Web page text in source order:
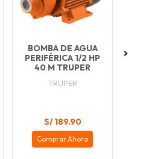
BOMBA DE AGUA
PERIFÉRICA 1/2 HP
40 M TRUPER
TRUPER
S/ 189.90
Comprar Ahora